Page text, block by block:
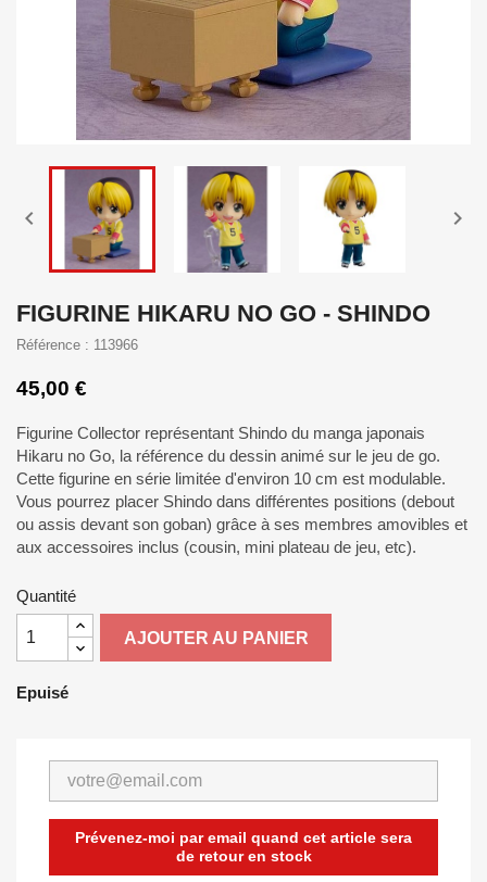
 
FIGURINE HIKARU NO GO - SHINDO
Référence : 113966
45,00 €
Figurine Collector représentant Shindo du manga japonais
Hikaru no Go, la référence du dessin animé sur le jeu de go.
Cette figurine en série limitée d'environ 10 cm est modulable.
Vous pourrez placer Shindo dans différentes positions (debout
ou assis devant son goban) grâce à ses membres amovibles et
aux accessoires inclus (cousin, mini plateau de jeu, etc).
Quantité
AJOUTER AU PANIER
Epuisé
Prévenez-moi par email quand cet article sera
de retour en stock